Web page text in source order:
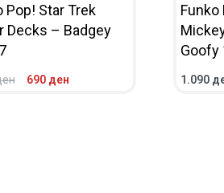
Pop! Star Trek
Decks – Badgey
690 ден
Funko
Goofy
1.090